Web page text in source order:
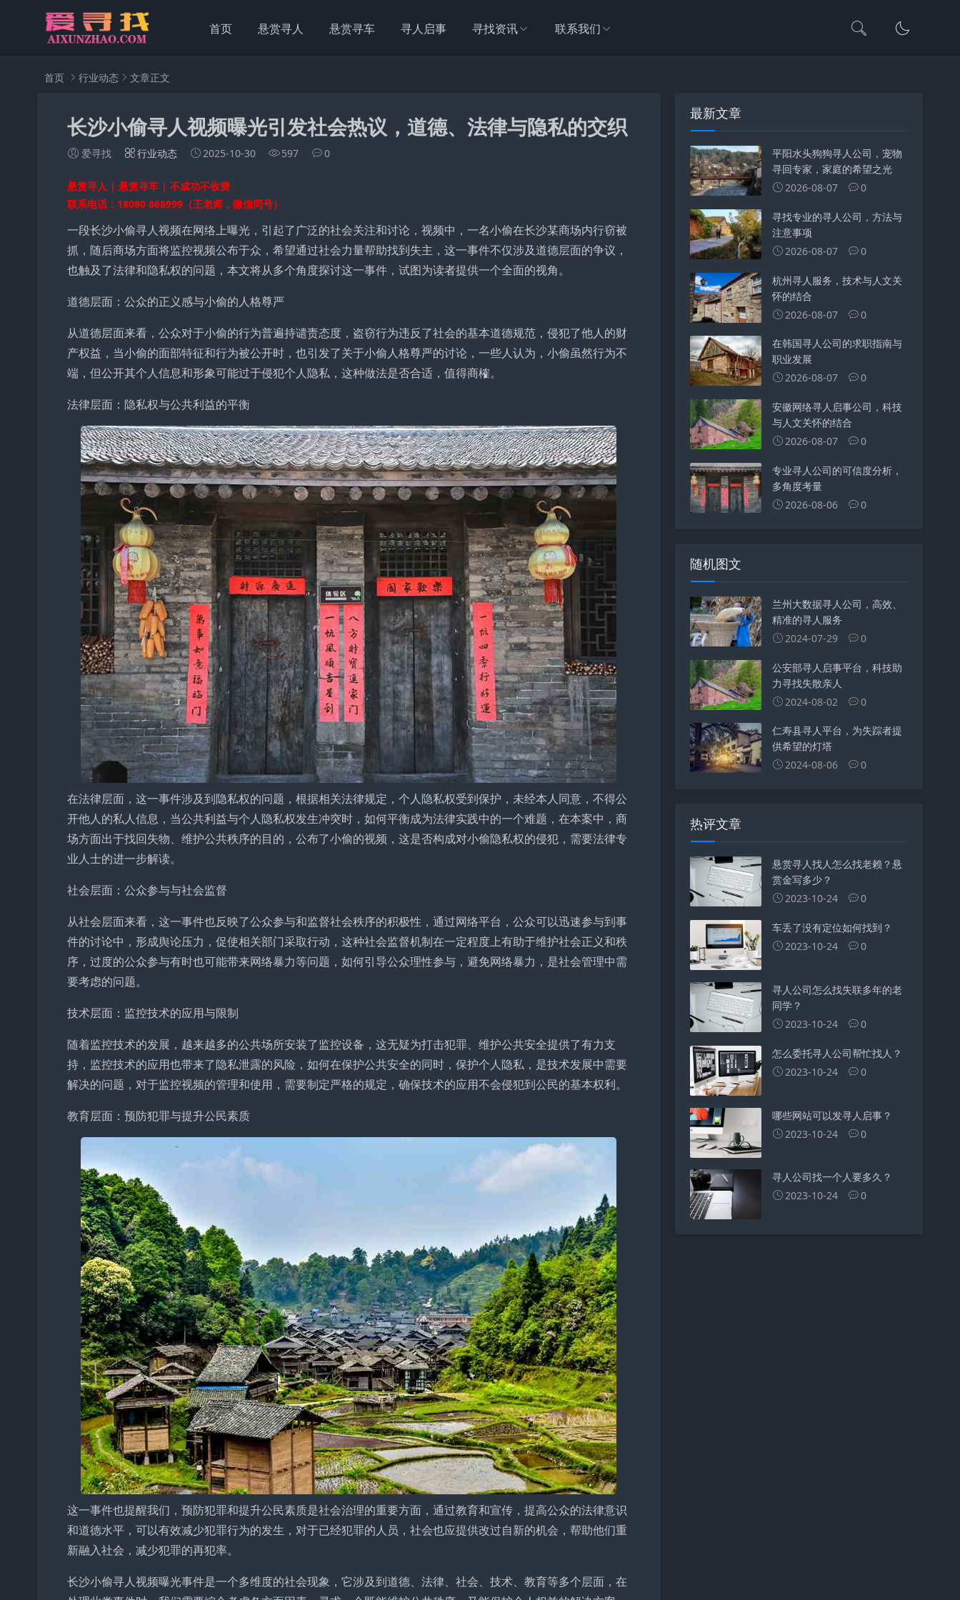
首页 悬赏寻人 悬赏寻车 寻人启事 寻找资讯 联系我们
首页 行业动态 文章正文
长沙小偷寻人视频曝光引发社会热议，道德、法律与隐私的交织
爱寻找 行业动态 2025-10-30 597 0
悬赏寻人 | 悬赏寻车 | 不成功不收费
联系电话：18080 868999（王老师，微信同号）
一段长沙小偷寻人视频在网络上曝光，引起了广泛的社会关注和讨论，视频中，一名小偷在长沙某商场内行窃被
抓，随后商场方面将监控视频公布于众，希望通过社会力量帮助找到失主，这一事件不仅涉及道德层面的争议，
也触及了法律和隐私权的问题，本文将从多个角度探讨这一事件，试图为读者提供一个全面的视角。
道德层面：公众的正义感与小偷的人格尊严
从道德层面来看，公众对于小偷的行为普遍持谴责态度，盗窃行为违反了社会的基本道德规范，侵犯了他人的财
产权益，当小偷的面部特征和行为被公开时，也引发了关于小偷人格尊严的讨论，一些人认为，小偷虽然行为不
端，但公开其个人信息和形象可能过于侵犯个人隐私，这种做法是否合适，值得商榷。
法律层面：隐私权与公共利益的平衡
在法律层面，这一事件涉及到隐私权的问题，根据相关法律规定，个人隐私权受到保护，未经本人同意，不得公
开他人的私人信息，当公共利益与个人隐私权发生冲突时，如何平衡成为法律实践中的一个难题，在本案中，商
场方面出于找回失物、维护公共秩序的目的，公布了小偷的视频，这是否构成对小偷隐私权的侵犯，需要法律专
业人士的进一步解读。
社会层面：公众参与与社会监督
从社会层面来看，这一事件也反映了公众参与和监督社会秩序的积极性，通过网络平台，公众可以迅速参与到事
件的讨论中，形成舆论压力，促使相关部门采取行动，这种社会监督机制在一定程度上有助于维护社会正义和秩
序，过度的公众参与有时也可能带来网络暴力等问题，如何引导公众理性参与，避免网络暴力，是社会管理中需
要考虑的问题。
技术层面：监控技术的应用与限制
随着监控技术的发展，越来越多的公共场所安装了监控设备，这无疑为打击犯罪、维护公共安全提供了有力支
持，监控技术的应用也带来了隐私泄露的风险，如何在保护公共安全的同时，保护个人隐私，是技术发展中需要
解决的问题，对于监控视频的管理和使用，需要制定严格的规定，确保技术的应用不会侵犯到公民的基本权利。
教育层面：预防犯罪与提升公民素质
这一事件也提醒我们，预防犯罪和提升公民素质是社会治理的重要方面，通过教育和宣传，提高公众的法律意识
和道德水平，可以有效减少犯罪行为的发生，对于已经犯罪的人员，社会也应提供改过自新的机会，帮助他们重
新融入社会，减少犯罪的再犯率。
长沙小偷寻人视频曝光事件是一个多维度的社会现象，它涉及到道德、法律、社会、技术、教育等多个层面，在
最新文章
平阳水头狗狗寻人公司，宠物
寻回专家，家庭的希望之光
2026-08-07
0
寻找专业的寻人公司，方法与
注意事项
2026-08-07
0
杭州寻人服务，技术与人文关
怀的结合
2026-08-07
0
在韩国寻人公司的求职指南与
职业发展
2026-08-07
0
安徽网络寻人启事公司，科技
与人文关怀的结合
2026-08-07
0
专业寻人公司的可信度分析，
多角度考量
2026-08-06
0
随机图文
兰州大数据寻人公司，高效、
精准的寻人服务
2024-07-29
0
公安部寻人启事平台，科技助
力寻找失散亲人
2024-08-02
0
仁寿县寻人平台，为失踪者提
供希望的灯塔
2024-08-06
0
热评文章
悬赏寻人找人怎么找老赖？悬
赏金写多少？
2023-10-24
0
车丢了没有定位如何找到？
2023-10-24
0
寻人公司怎么找失联多年的老
同学？
2023-10-24
0
怎么委托寻人公司帮忙找人？
2023-10-24
0
哪些网站可以发寻人启事？
2023-10-24
0
寻人公司找一个人要多久？
2023-10-24
0